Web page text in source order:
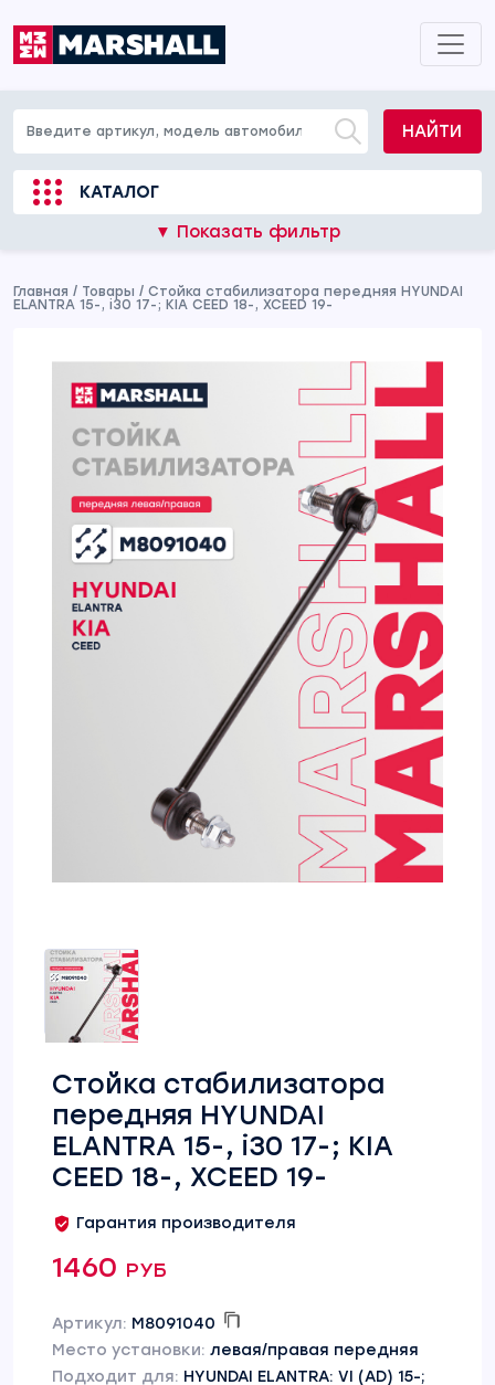
НАЙТИ
КАТАЛОГ
▼ Показать фильтр
Главная / Товары / Стойка стабилизатора передняя HYUNDAI
ELANTRA 15-, i30 17-; KIA CEED 18-, XCEED 19-
Стойка стабилизатора
передняя HYUNDAI
ELANTRA 15-, i30 17-; KIA
CEED 18-, XCEED 19-
Гарантия производителя
1460 руб
Артикул: M8091040
Место установки: левая/правая передняя
Подходит для: HYUNDAI ELANTRA: VI (AD) 15-;